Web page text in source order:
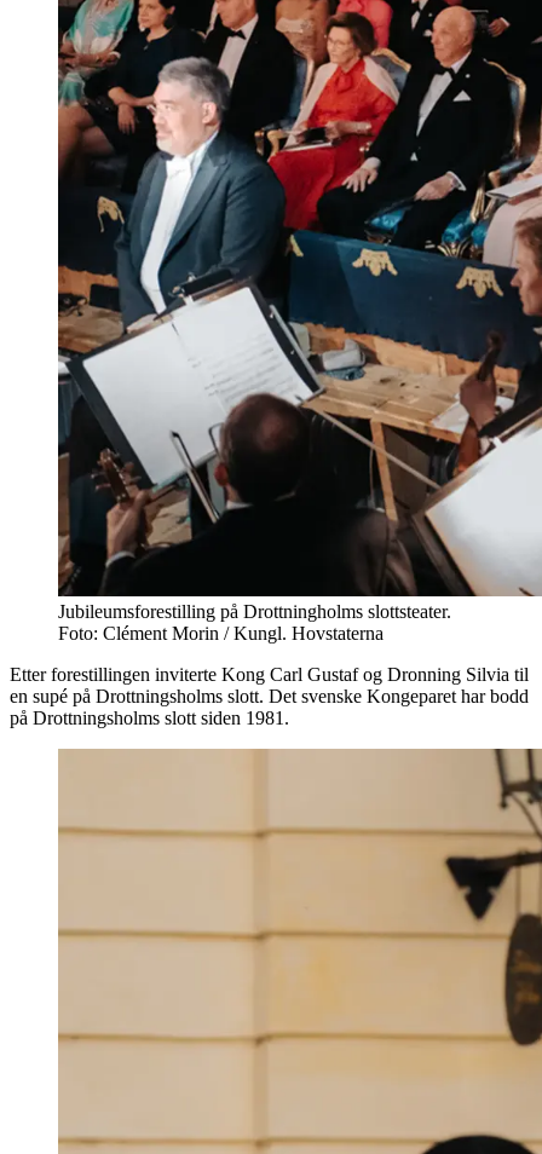
Jubileumsforestilling på Drottningholms slottsteater.
Foto: Clément Morin / Kungl. Hovstaterna
Etter forestillingen inviterte Kong Carl Gustaf og Dronning Silvia til
en supé på Drottningsholms slott. Det svenske Kongeparet har bodd
på Drottningsholms slott siden 1981.